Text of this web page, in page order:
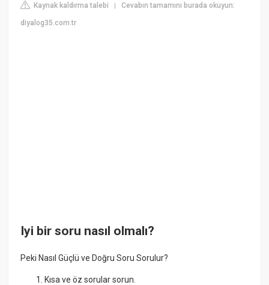
Kaynak kaldırma talebi |Cevabın tamamını burada okuyun:
diyalog35.com.tr
Iyi bir soru nasıl olmalı?
Peki Nasıl Güçlü ve Doğru Soru Sorulur?
Kısa ve öz sorular sorun.